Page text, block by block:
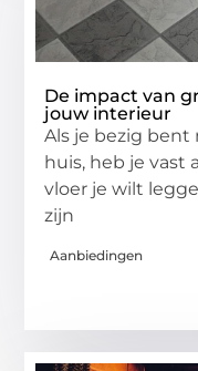
De impact van
jouw interieur
Als je bezig
huis, heb je vast
vloer je wilt
zijn
Aanbiedingen